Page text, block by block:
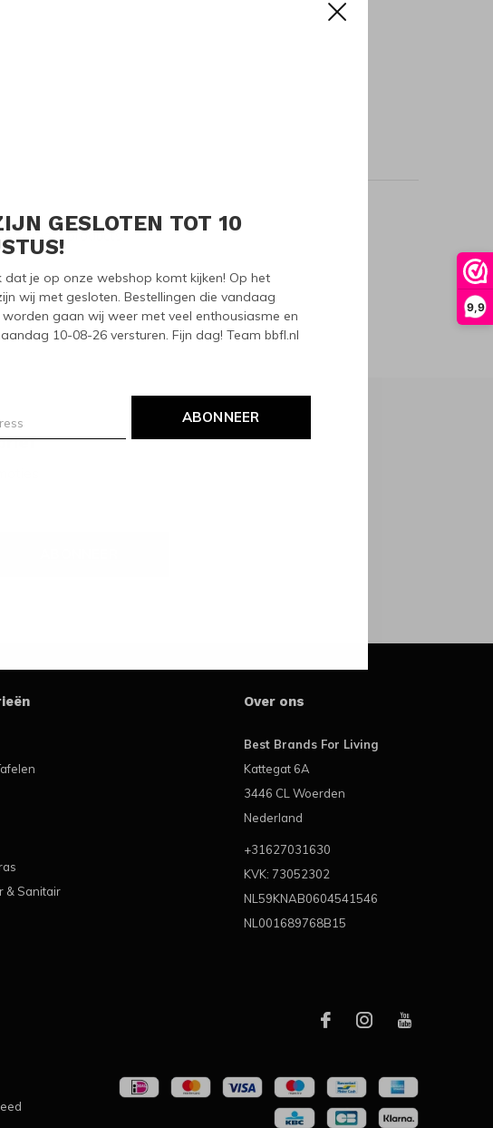
9,9
GESLOTEN TOT 10
dat je op onze webshop komt kijken! Op het
wij met gesloten. Bestellingen die vandaag
gaan wij weer met veel enthousiasme en
10-08-26 versturen. Fijn dag! Team bbfl.nl
ABONNEER
of the 1 products
& Sanitair
Over ons
Best Brands For Living
Kattegat 6A
3446 CL Woerden
Nederland
+31627031630
KVK: 73052302
NL59KNAB0604541546
NL001689768B15